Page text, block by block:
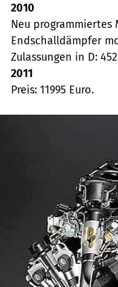
2010
Neu programmiertes
Endschalldämpfer
Zulassungen in D:
2011
Preis: 11995 Euro.